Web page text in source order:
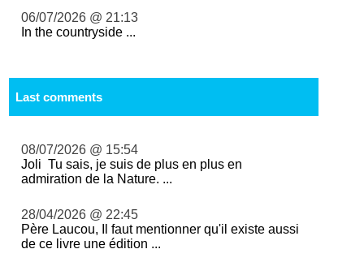
06/07/2026 @ 21:13
In the countryside ...
Last comments
08/07/2026 @ 15:54
Joli Tu sais, je suis de plus en plus en
admiration de la Nature. ...
28/04/2026 @ 22:45
Père Laucou, Il faut mentionner qu'il existe aussi
de ce livre une édition ...